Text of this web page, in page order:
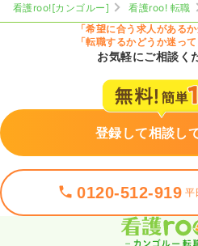
看護roo![カンゴルー] 看護roo! 転職
「希望に合う求人があるか
「転職するかどうか迷っ
お気軽にご相談く
登録して相談し
0120-512-919 平